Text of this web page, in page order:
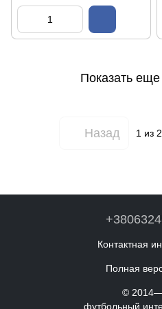
Показать
Назад 1из 2
Контактная
Полная
©
футбольный